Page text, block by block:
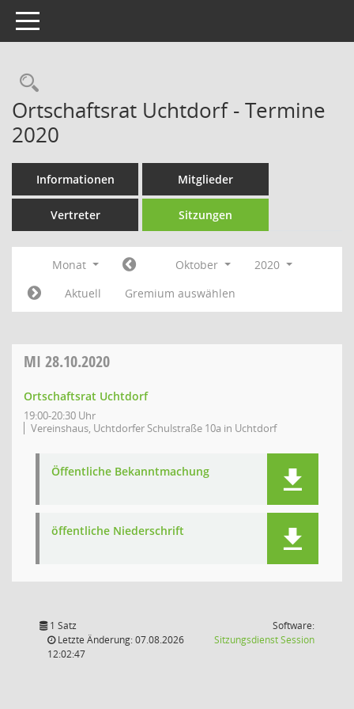
Toggle navigation
Rechercheauswahl
Ortschaftsrat Uchtdorf - Termine
2020
Informationen Mitglieder
Vertreter Sitzungen
Monat Oktober
2020
Aktuell
Gremium auswählen
MI 28.10.2020
Ortschaftsrat Uchtdorf
19:00-20:30 Uhr
Vereinshaus, Uchtdorfer Schulstraße 10a in Uchtdorf
Öffentliche Bekanntmachung
öffentliche Niederschrift
1 Satz
Letzte Änderung: 07.08.2026
12:02:47
Software:
SitzungsdienstSession(Wird in